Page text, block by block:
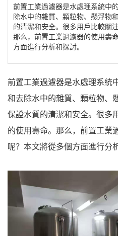
前置工業過濾器是水處理系統中
除水中的雜質、顆粒物、懸浮物
的清潔和安全。很多用戶比較關
那么，前置工業過濾器的使用壽
方面進行分析和探討。
前置工業過濾器是水處理系統
和去除水中的雜質、顆粒物、
保證水質的清潔和安全。很多
的使用壽命。那么，前置工業
呢？本文將從多個方面進行分